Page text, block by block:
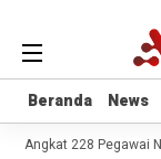
Beranda News
Beranda News
Angkat 228 Pegawai